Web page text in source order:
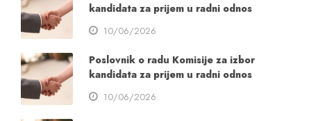
kandidata za prijem u radni odnos
10/06/2026
Poslovnik o radu Komisije za izbor
kandidata za prijem u radni odnos
10/06/2026